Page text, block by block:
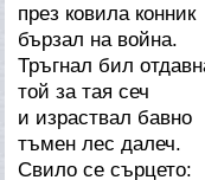
през ковила конник
бързал на война.
Тръгнал бил
той за тая сеч
и израствал бавно
тъмен лес далеч.
Свило се сърцето: